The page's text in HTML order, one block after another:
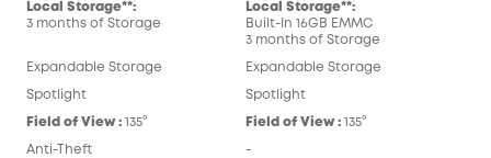
Local Storage**:
3 months of Storage
Expandable Storage
Spotlight
Field of View : 135°
Anti-Theft
Local Storage**:
Built-In 16GB EMMC
3 months of Storage
Expandable Storage
Spotlight
Field of View : 135°
-